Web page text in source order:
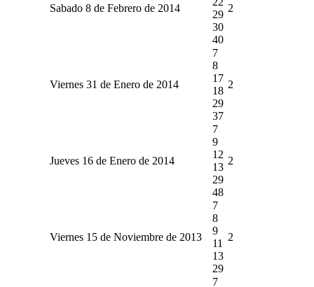
Sabado 8 de Febrero de 2014
29
30
40
2
Viernes 31 de Enero de 2014
7
8
17
18
29
37
2
Jueves 16 de Enero de 2014
7
9
12
13
29
48
2
Viernes 15 de Noviembre de 2013
7
8
9
11
13
29
2
7